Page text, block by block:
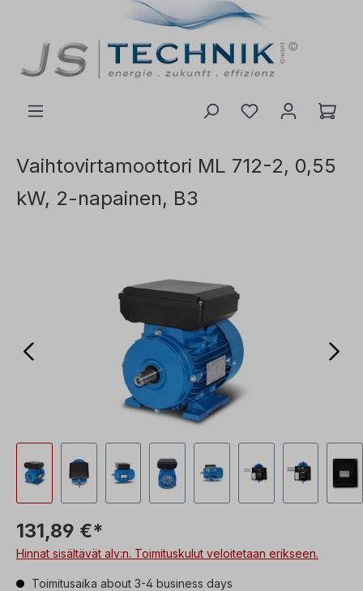
Vaihtovirtamoottori ML 712-2, 0,55
kW, 2-napainen, B3
131,89 €*
Hinnat sisältävät alv:n. Toimituskulut veloitetaan erikseen.
Toimitusaika about 3-4 business days